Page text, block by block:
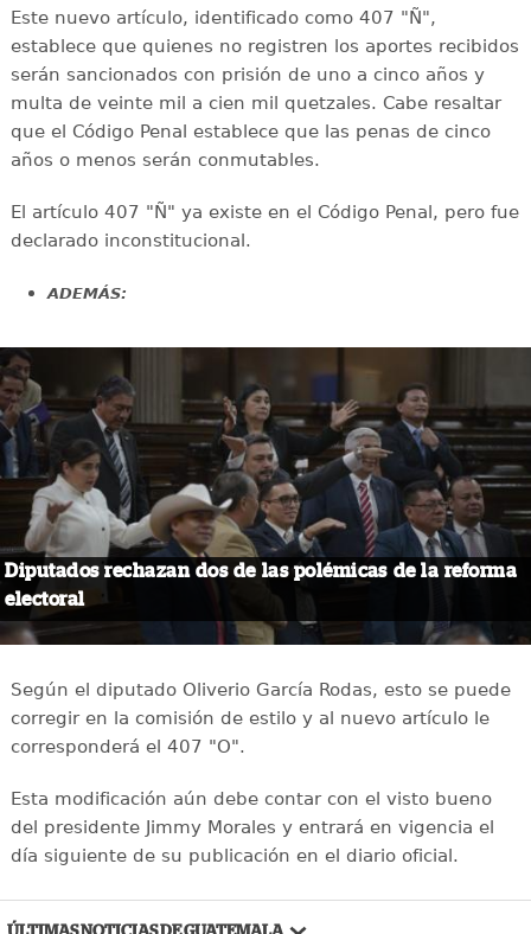
Este nuevo artículo, identificado como 407 "Ñ",
establece que quienes no registren los aportes recibidos
serán sancionados con prisión de uno a cinco años y
multa de veinte mil a cien mil quetzales. Cabe resaltar
que el Código Penal establece que las penas de cinco
años o menos serán conmutables.
El artículo 407 "Ñ" ya existe en el Código Penal, pero fue
declarado inconstitucional.
ADEMÁS:
Diputados rechazan dos de las polémicas de la reforma
electoral
Según el diputado Oliverio García Rodas, esto se puede
corregir en la comisión de estilo y al nuevo artículo le
corresponderá el 407 "O".
Esta modificación aún debe contar con el visto bueno
del presidente Jimmy Morales y entrará en vigencia el
día siguiente de su publicación en el diario oficial.
ÚLTIMAS NOTICIAS DE GUATEMALA